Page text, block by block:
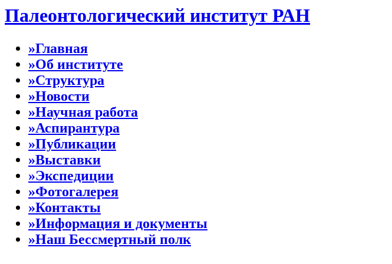
Палеонтологический институт РАН
»Главная
»Об институте
»Структура
»Новости
»Научная работа
»Аспирантура
»Публикации
»Выставки
»Экспедиции
»Фотогалерея
»Контакты
»Информация и документы
»Наш Бессмертный полк